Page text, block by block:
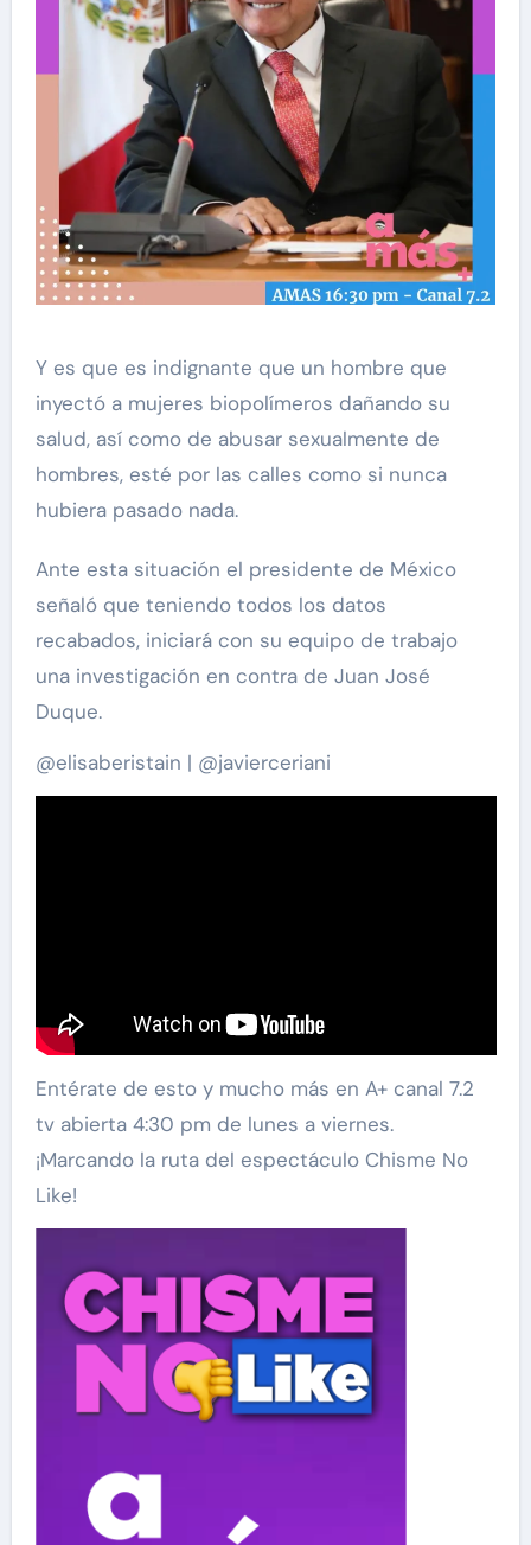
Y es que es indignante que un hombre que
inyectó a mujeres biopolímeros dañando su
salud, así como de abusar sexualmente de
hombres, esté por las calles como si nunca
hubiera pasado nada.
Ante esta situación el presidente de México
señaló que teniendo todos los datos
recabados, iniciará con su equipo de trabajo
una investigación en contra de Juan José
Duque.
@elisaberistain | @javierceriani
Entérate de esto y mucho más en A+ canal 7.2
tv abierta 4:30 pm de lunes a viernes.
¡Marcando la ruta del espectáculo Chisme No
Like!